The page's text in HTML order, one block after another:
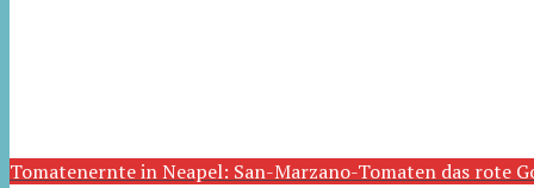
Tomatenernte in Neapel: San-Marzano-Tomaten das rote